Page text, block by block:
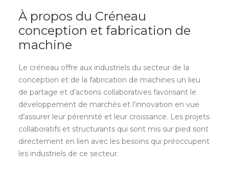
À propos du Créneau
conception et fabrication de
machine
Le créneau offre aux industriels du secteur de la
conception et de la fabrication de machines un lieu
de partage et d’actions collaboratives favorisant le
développement de marchés et l’innovation en vue
d’assurer leur pérennité et leur croissance. Les projets
collaboratifs et structurants qui sont mis sur pied sont
directement en lien avec les besoins qui préoccupent
les industriels de ce secteur.